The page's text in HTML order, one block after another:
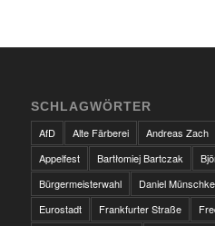
SCHLAGWÖRTER
AfD
Alte Färberei Andreas Zach
Appelfest
Bartłomiej Bartczak
Bürgermeisterwahl
Daniel Münschke
Eurostadt
Frankfurter Straße